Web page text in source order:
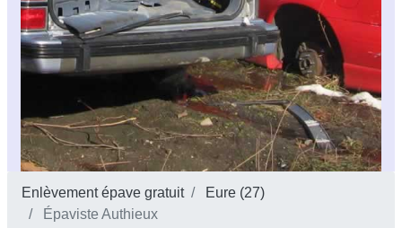
Enlèvement épave gratuit
Eure (27)
Épaviste Authieux